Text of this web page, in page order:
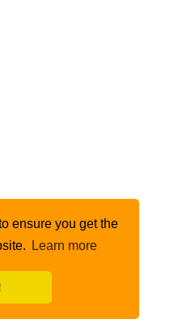
ensure you get the
Learn more